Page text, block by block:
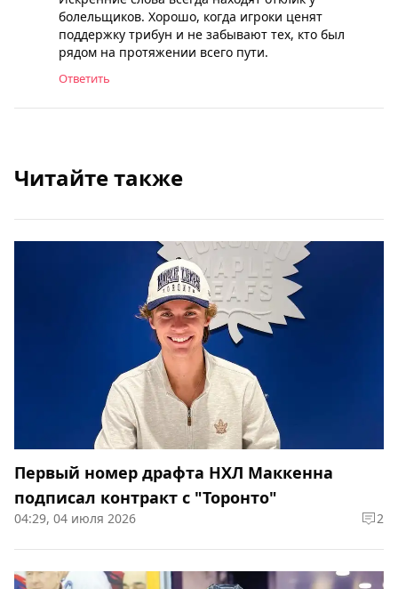
болельщиков. Хорошо, когда игроки ценят
поддержку трибун и не забывают тех, кто был
рядом на протяжении всего пути.
Ответить
Читайте также
Первый номер драфта НХЛ Маккенна
подписал контракт с "Торонто"
04:29, 04 июля 2026 2